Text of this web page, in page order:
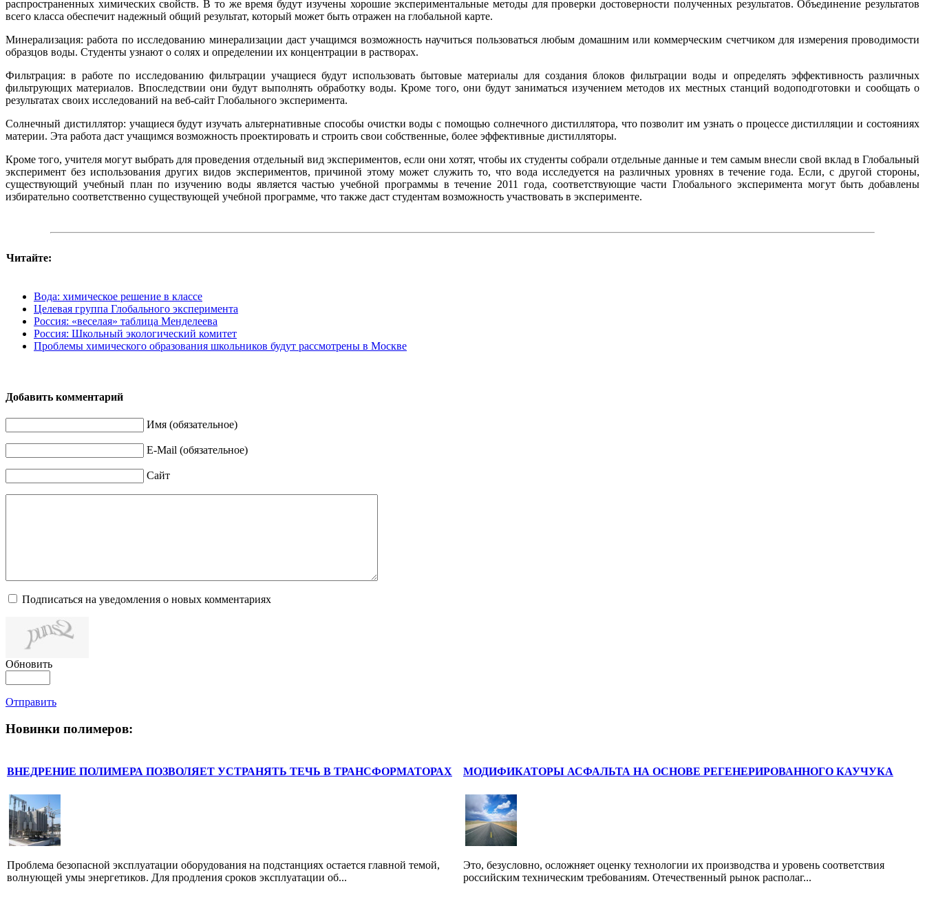
распространенных химических свойств. В то же время будут изучены хорошие экспериментальные методы для проверки достоверности полученных результатов. Объединение результатов
всего класса обеспечит надежный общий результат, который может быть отражен на глобальной карте.
Минерализация: работа по исследованию минерализации даст учащимся возможность научиться пользоваться любым домашним или коммерческим счетчиком для измерения проводимости
образцов воды. Студенты узнают о солях и определении их концентрации в растворах.
Фильтрация: в работе по исследованию фильтрации учащиеся будут использовать бытовые материалы для создания блоков фильтрации воды и определять эффективность различных
фильтрующих материалов. Впоследствии они будут выполнять обработку воды. Кроме того, они будут заниматься изучением методов их местных станций водоподготовки и сообщать о
результатах своих исследований на веб-сайт Глобального эксперимента.
Солнечный дистиллятор: учащиеся будут изучать альтернативные способы очистки воды с помощью солнечного дистиллятора, что позволит им узнать о процессе дистилляции и состояниях
материи. Эта работа даст учащимся возможность проектировать и строить свои собственные, более эффективные дистилляторы.
Кроме того, учителя могут выбрать для проведения отдельный вид экспериментов, если они хотят, чтобы их студенты собрали отдельные данные и тем самым внесли свой вклад в Глобальный
эксперимент без использования других видов экспериментов, причиной этому может служить то, что вода исследуется на различных уровнях в течение года. Если, с другой стороны,
существующий учебный план по изучению воды является частью учебной программы в течение 2011 года, соответствующие части Глобального эксперимента могут быть добавлены
избирательно соответственно существующей учебной программе, что также даст студентам возможность участвовать в эксперименте.
Читайте:
Вода: химическое решение в классе
Целевая группа Глобального эксперимента
Россия: «веселая» таблица Менделеева
Россия: Школьный экологический комитет
Проблемы химического образования школьников будут рассмотрены в Москве
Добавить комментарий
Имя (обязательное)
E-Mail (обязательное)
Сайт
Подписаться на уведомления о новых комментариях
Обновить
Отправить
Новинки полимеров:
ВНЕДРЕНИЕ ПОЛИМЕРА ПОЗВОЛЯЕТ УСТРАНЯТЬ ТЕЧЬ В ТРАНСФОРМАТОРАХ
Проблема безопасной эксплуатации оборудования на подстанциях остается главной темой,
волнующей умы энергетиков. Для продления сроков эксплуатации об...
МОДИФИКАТОРЫ АСФАЛЬТА НА ОСНОВЕ РЕГЕНЕРИРОВАННОГО КАУЧУКА
Это, безусловно, осложняет оценку технологии их производства и уровень соответствия
российским техническим требованиям. Отечественный рынок располаг...